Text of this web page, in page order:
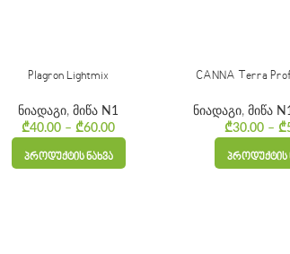
Plagron Lightmix
ნიადაგი, მიწა N1
₾40.00 – ₾60.00 Price range: ₾40.00 through
ᲞᲠᲝᲓᲣᲥᲢᲘᲡ ᲜᲐᲮᲕᲐ
CANNA Terra
ნიადაგი, მიწა
₾30.00 – ₾
ᲞᲠᲝᲓᲣᲥᲢᲘᲡ